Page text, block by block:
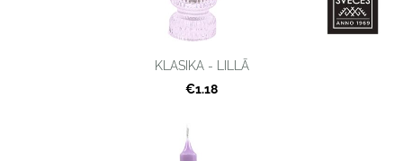
KLASIKA - LILLĀ
€1.18